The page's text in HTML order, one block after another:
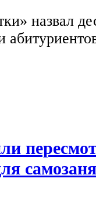
назвал